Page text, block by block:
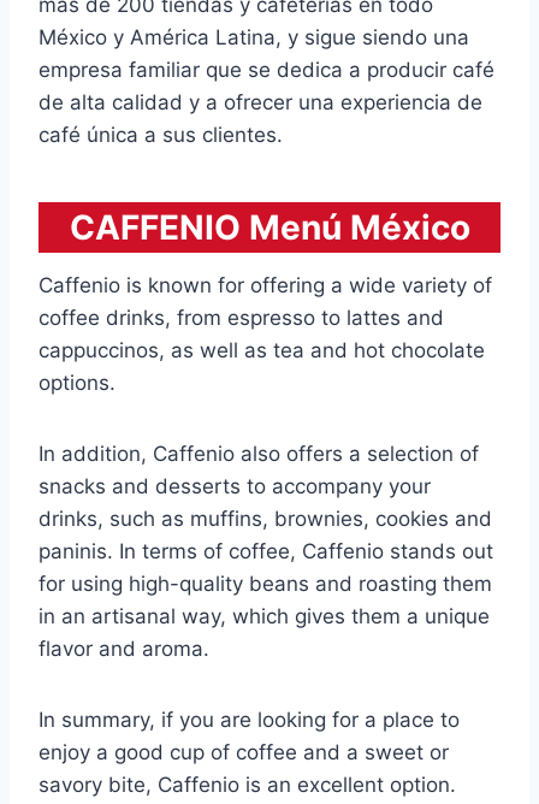
más de 200 tiendas y cafeterías en todo
México y América Latina, y sigue siendo una
empresa familiar que se dedica a producir café
de alta calidad y a ofrecer una experiencia de
café única a sus clientes.
CAFFENIO Menú México
Caffenio is known for offering a wide variety of
coffee drinks, from espresso to lattes and
cappuccinos, as well as tea and hot chocolate
options.
In addition, Caffenio also offers a selection of
snacks and desserts to accompany your
drinks, such as muffins, brownies, cookies and
paninis. In terms of coffee, Caffenio stands out
for using high-quality beans and roasting them
in an artisanal way, which gives them a unique
flavor and aroma.
In summary, if you are looking for a place to
enjoy a good cup of coffee and a sweet or
savory bite, Caffenio is an excellent option.